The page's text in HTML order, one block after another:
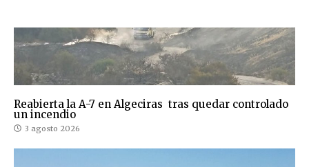
Reabierta la A-7 en Algeciras tras quedar controlado
un incendio
3 agosto 2026